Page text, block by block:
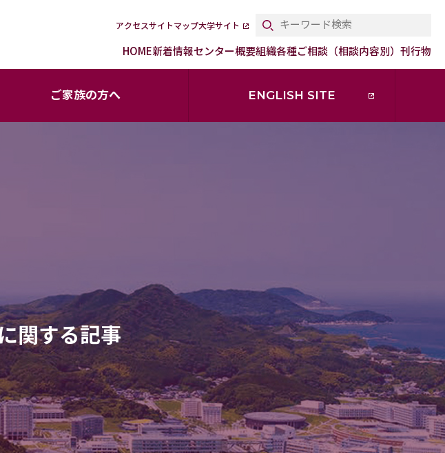
アクセスサイトマップ大学サイト
HOME新着情報センター概要組織各種ご相談（相談内容別） 刊行物
ご家族の方へ ENGLISH SITE
関する記事